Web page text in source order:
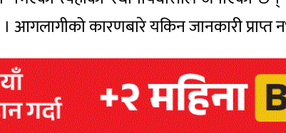
आगलागीको कारणबारे यकिन जानकारी प्राप्त